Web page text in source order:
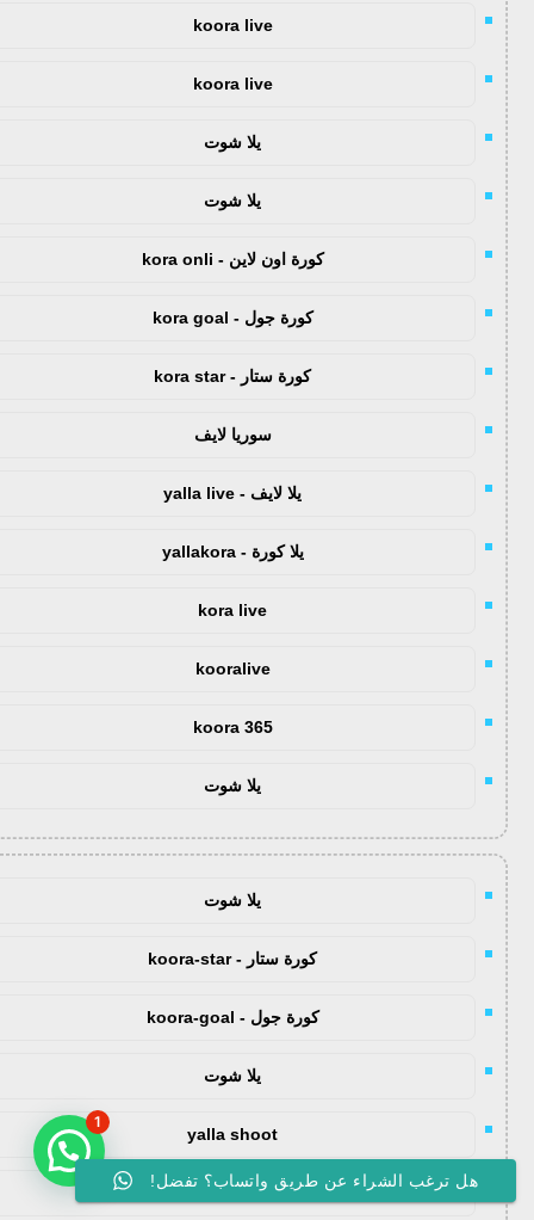
koora live
koora live
يلا شوت
يلا شوت
كورة اون لاين - kora onli
كورة جول - kora goal
كورة ستار - kora star
سوريا لايف
يلا لايف - yalla live
يلا كورة - yallakora
kora live
kooralive
koora 365
يلا شوت
يلا شوت
كورة ستار - koora-star
كورة جول - koora-goal
يلا شوت
yalla shoot
koora live
هل ترغب الشراء عن طريق واتساب؟ تفضل!
1